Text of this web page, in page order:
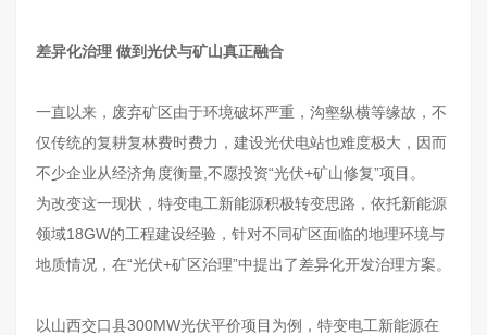
差异化治理 做到光伏与矿山真正融合
一直以来，废弃矿区由于环境破坏严重，沟壑纵横等缘故，不
仅传统的复耕复林费时费力，建设光伏电站也难度极大，因而
不少企业从经济角度衡量,不愿投资“光伏+矿山修复”项目。
为改变这一现状，特变电工新能源积极转变思路，依托新能源
领域18GW的工程建设经验，针对不同矿区面临的地理环境与
地质情况，在“光伏+矿区治理”中提出了差异化开发治理方案。
以山西交口县300MW光伏平价项目为例，特变电工新能源在